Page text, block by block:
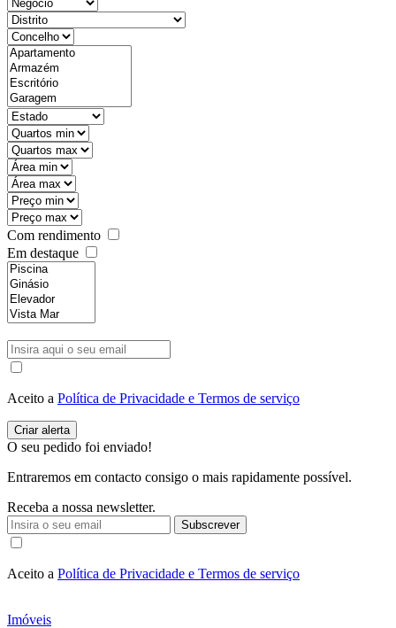
Com rendimento
Em destaque
Aceito a Política de Privacidade e Termos de serviço
O seu pedido foi enviado!
Entraremos em contacto consigo o mais rapidamente possível.
Receba a nossa newsletter.
Subscrever
Aceito a Política de Privacidade e Termos de serviço
Imóveis